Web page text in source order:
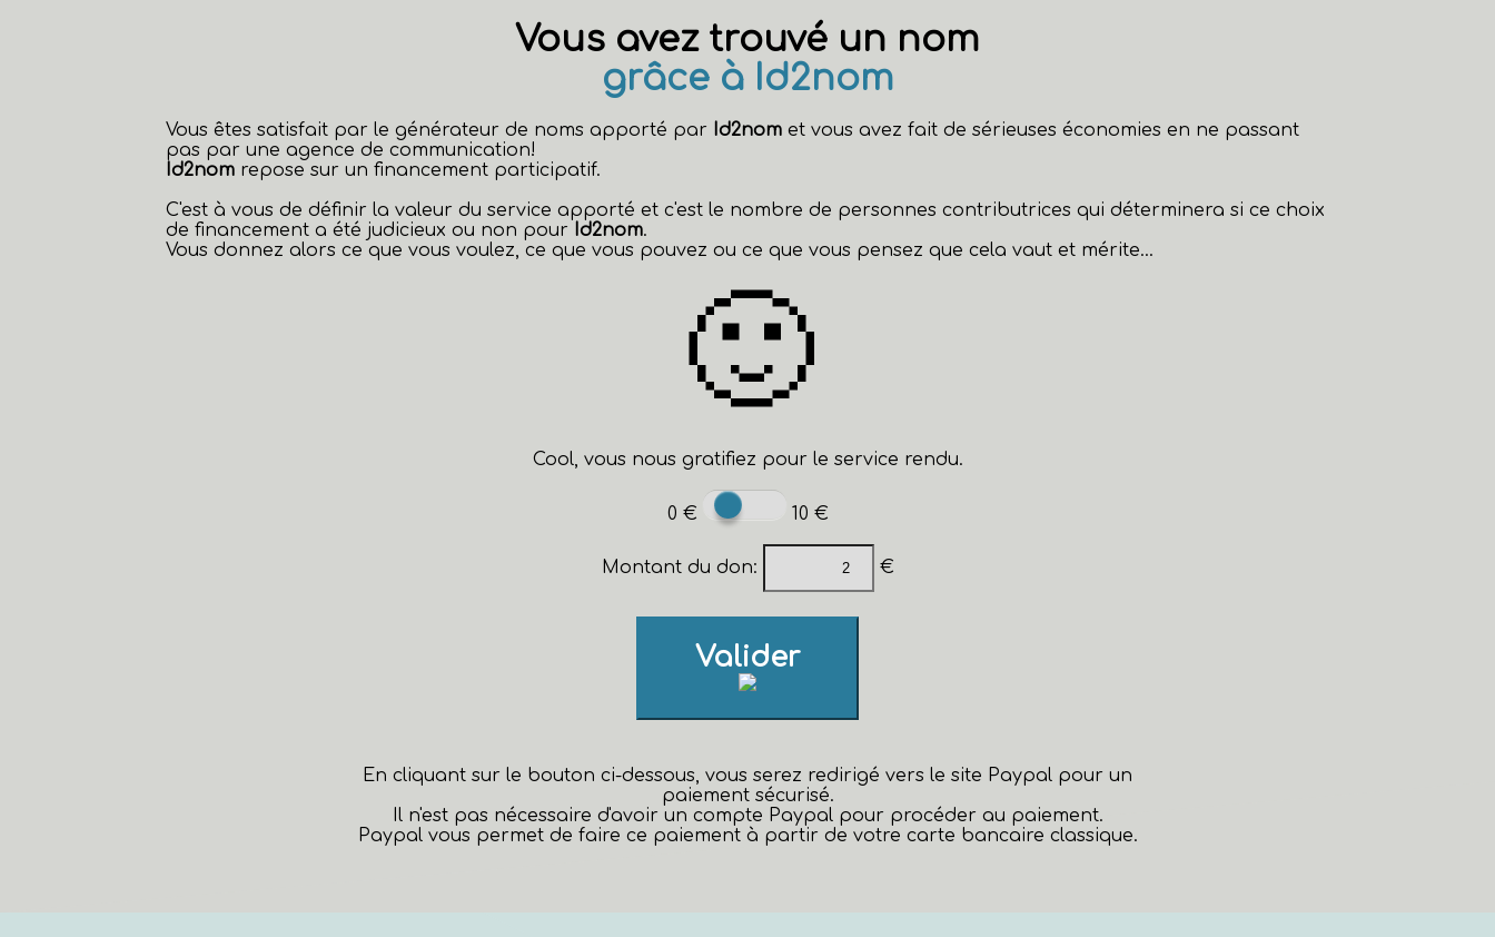
Vous avez trouvé un nom
grâce à Id2nom
Vous êtes satisfait par le générateur de noms apporté par Id2nom et vous avez fait de sérieuses économies en ne passant
pas par une agence de communication!
Id2nom repose sur un financement participatif.
C'est à vous de définir la valeur du service apporté et c'est le nombre de personnes contributrices qui déterminera si ce choix
de financement a été judicieux ou non pour Id2nom.
Vous donnez alors ce que vous voulez, ce que vous pouvez ou ce que vous pensez que cela vaut et mérite...
🙂
Cool, vous nous gratifiez pour le service rendu.
0 € 10 €
Montant du don: €
Valider
En cliquant sur le bouton ci-dessous, vous serez redirigé vers le site Paypal pour un
paiement sécurisé.
Il n'est pas nécessaire d'avoir un compte Paypal pour procéder au paiement.
Paypal vous permet de faire ce paiement à partir de votre carte bancaire classique.